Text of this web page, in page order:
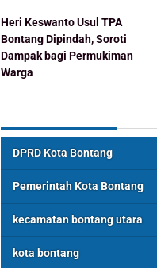
Heri Keswanto Usul TPA
Bontang Dipindah, Soroti
Dampak bagi Permukiman
Warga
DPRD Kota Bontang
Pemerintah Kota Bontang
kecamatan bontang utara
kota bontang